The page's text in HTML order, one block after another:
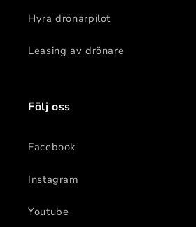
Hyra drönarpilot
Leasing av drönare
Följ oss
Facebook
Instagram
Youtube